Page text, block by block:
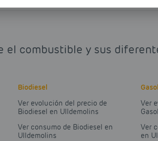
el combustible y sus
Biodiesel
Ver evolución del precio de
Biodiesel en Ulldemolins
Ver consumo de Biodiesel en
Ulldemolins
Ver
Ver
en